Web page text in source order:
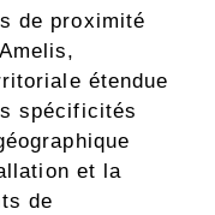
de proximité
étendue
spécificités
et la
de